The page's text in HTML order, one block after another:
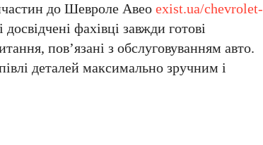
до Шевроле Авео exist.ua/chevrolet-
фахівці завжди готові
пов’язані з обслуговуванням авто.
деталей максимально зручним і